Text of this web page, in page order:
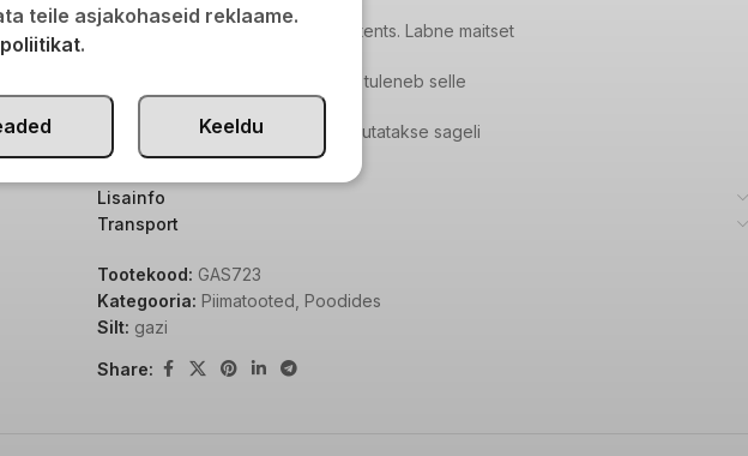
saavutada paks, kreemjas konsistents. Labne maitset
iseloomustab kerge hapusus, mis tuleneb selle
valmistamismeetodist. Labne’t kasutatakse sageli
leivakatt ena, salati tes või dipikastmena, samuti on see
suurepärane koosti sosa mitmesugustes roogades.
Lisainfo
Transport
Tootekood: GAS723
Kategooria: Piimatooted Poodides
Silt: gazi
Share:
teile asjakohaseid reklaame.
.
Keeldu